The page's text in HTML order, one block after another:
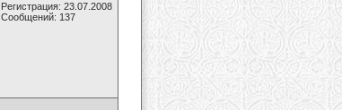
Регистрация: 23.07.2008
Сообщений: 137